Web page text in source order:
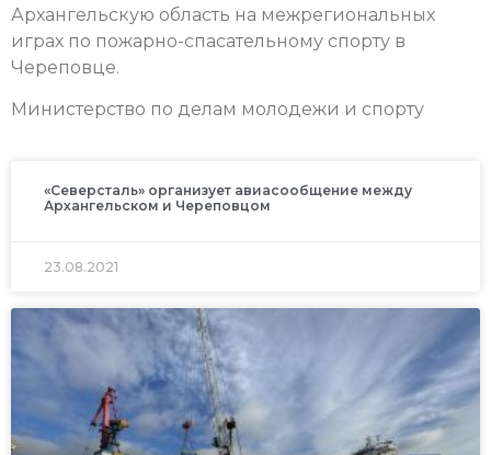
Архангельскую область на межрегиональных
играх по пожарно-спасательному спорту в
Череповце.
Министерство по делам молодежи и спорту
«Северсталь» организует авиасообщение между
Архангельском и Череповцом
23.08.2021